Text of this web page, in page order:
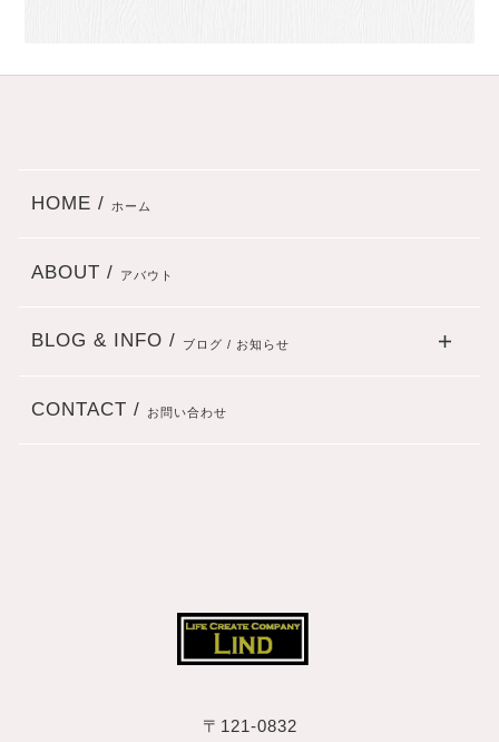
〒121-0832
HOME / ホーム
ABOUT / アバウト
BLOG & INFO / ブログ / お知らせ
CONTACT / お問い合わせ